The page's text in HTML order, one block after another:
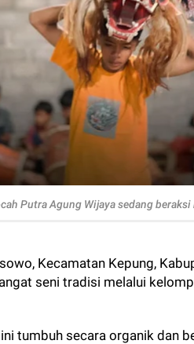
Putra Agung Wijaya sedang
Kecamatan Kepung,
seni tradisi melalui
tumbuh secara organik dan